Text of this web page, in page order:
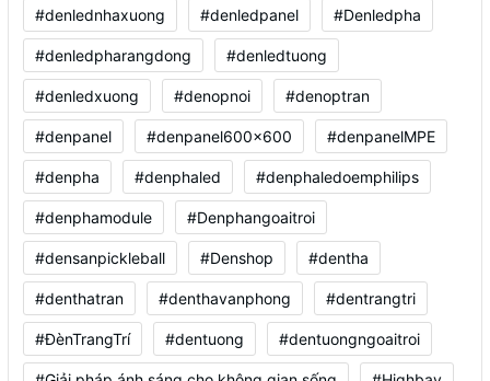
#denlednhaxuong #denledpanel #Denledpha
#denledpharangdong #denledtuong
#denledxuong #denopnoi #denoptran
#denpanel #denpanel600x600 #denpanelMPE
#denpha #denphaled #denphaledoemphilips
#denphamodule #Denphangoaitroi
#densanpickleball #Denshop #dentha
#denthatran #denthavanphong #dentrangtri
#ĐènTrangTrí #dentuong #dentuongngoaitroi